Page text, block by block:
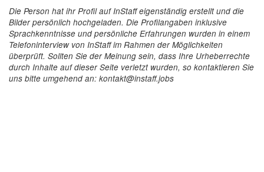
Die Person hat ihr Profil auf InStaff eigenständig erstellt und die
Bilder persönlich hochgeladen. Die Profilangaben inklusive
Sprachkenntnisse und persönliche Erfahrungen wurden in einem
Telefoninterview von InStaff im Rahmen der Möglichkeiten
überprüft. Sollten Sie der Meinung sein, dass Ihre Urheberrechte
durch Inhalte auf dieser Seite verletzt wurden, so kontaktieren Sie
uns bitte umgehend an: kontakt@instaff.jobs